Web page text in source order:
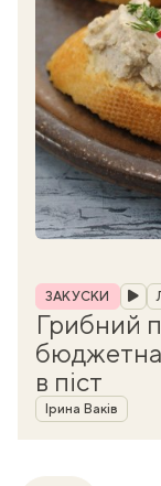
Рубрика
ЗАКУСКИ
Грибний
в піст
Автор
Ірина Ваків